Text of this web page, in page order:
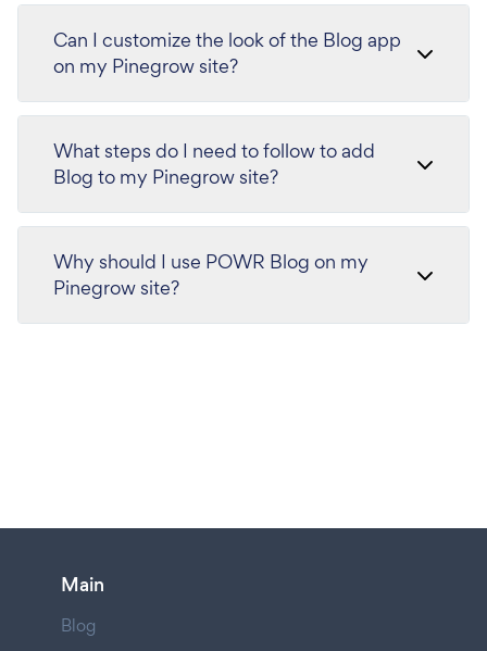
Can I customize the look of the Blog app
on my Pinegrow site?
What steps do I need to follow to add
Blog to my Pinegrow site?
Why should I use POWR Blog on my
Pinegrow site?
Main
Blog